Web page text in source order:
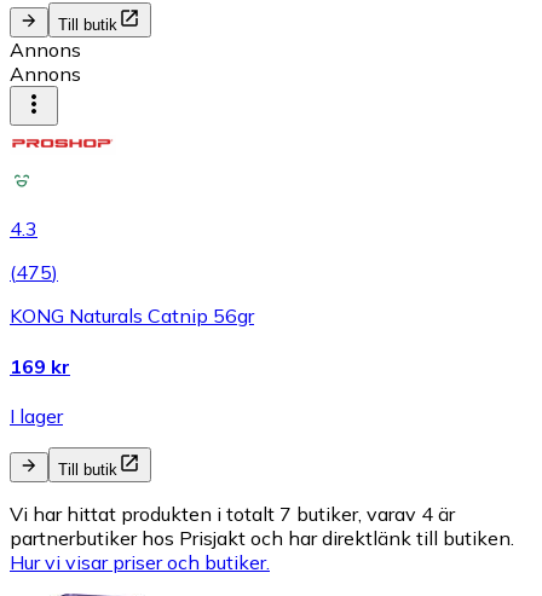
Till butik
Annons
Annons
4.3
(475)
KONG Naturals Catnip 56gr
169 kr
I lager
Till butik
Vi har hittat produkten i totalt 7 butiker, varav 4 är
partnerbutiker hos Prisjakt och har direktlänk till butiken.
Hur vi visar priser och butiker.